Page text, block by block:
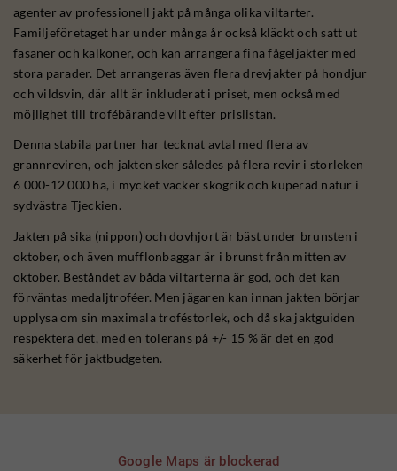
agenter av professionell jakt på många olika viltarter.
Familjeföretaget har under många år också kläckt och satt ut
fasaner och kalkoner, och kan arrangera fina fågeljakter med
stora parader. Det arrangeras även flera drevjakter på hondjur
och vildsvin, där allt är inkluderat i priset, men också med
möjlighet till trofébärande vilt efter prislistan.
Denna stabila partner har tecknat avtal med flera av
grannreviren, och jakten sker således på flera revir i storleken
6 000-12 000 ha, i mycket vacker skogrik och kuperad natur i
sydvästra Tjeckien.
Jakten på sika (nippon) och dovhjort är bäst under brunsten i
oktober, och även mufflonbaggar är i brunst från mitten av
oktober. Beståndet av båda viltarterna är god, och det kan
förväntas medaljtroféer. Men jägaren kan innan jakten börjar
upplysa om sin maximala troféstorlek, och då ska jaktguiden
respektera det, med en tolerans på +/- 15 % är det en god
säkerhet för jaktbudgeten.
Google Maps är blockerad